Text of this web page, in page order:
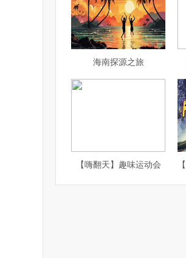
海南探源之旅
【嗨翻天】趣味运动会